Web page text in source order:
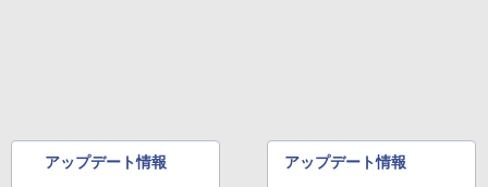
アップデート情報 アップデート情報